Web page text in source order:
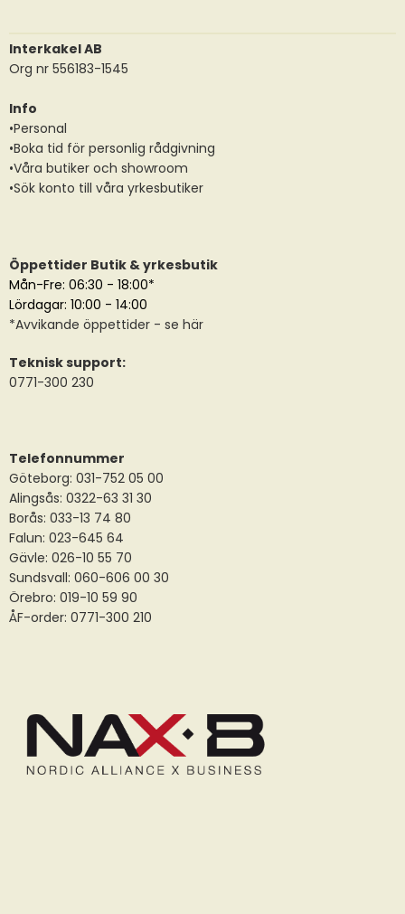
Interkakel AB
Org nr 556183-1545
Info
•Personal
•Boka tid för personlig rådgivning
•Våra butiker och showroom
•Sök konto till våra yrkesbutiker
Öppettider Butik & yrkesbutik
Mån-Fre: 06:30 - 18:00*
Lördagar: 10:00 - 14:00
*Avvikande öppettider - se här
Teknisk support:
0771-300 230
Telefonnummer
Göteborg: 031-752 05 00
Alingsås: 0322-63 31 30
Borås: 033-13 74 80
Falun: 023-645 64
Gävle: 026-10 55 70
Sundsvall: 060-606 00 30
Örebro: 019-10 59 90
ÅF-order: 0771-300 210